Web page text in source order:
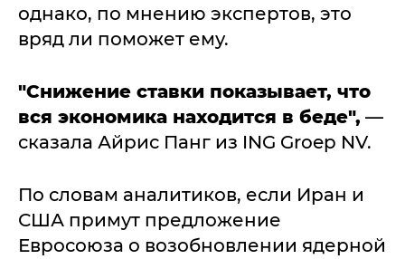
однако, по мнению экспертов, это
вряд ли поможет ему.
"Снижение ставки показывает, что
вся экономика находится в беде", —
сказала Айрис Панг из ING Groep NV.
По словам аналитиков, если Иран и
США примут предложение
Евросоюза о возобновлении ядерной